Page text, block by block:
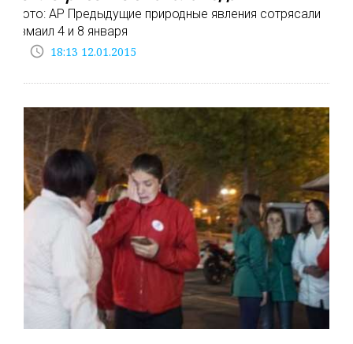
Фото: АР Предыдущие природные явления сотрясали
Измаил 4 и 8 января
access_time 18:13 12.01.2015